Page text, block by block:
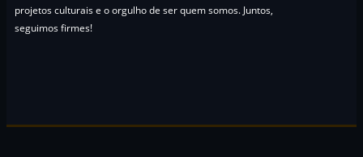
projetos culturais e o orgulho de ser quem somos. Juntos,
seguimos firmes!